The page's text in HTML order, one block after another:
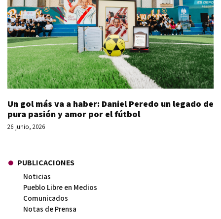
Un gol más va a haber: Daniel Peredo un legado de
pura pasión y amor por el fútbol
26 junio, 2026
PUBLICACIONES
Noticias
Pueblo Libre en Medios
Comunicados
Notas de Prensa